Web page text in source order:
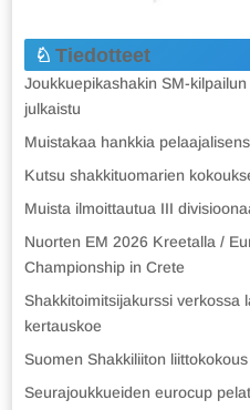
Tiedotteet
Joukkuepikashakin SM-
julkaistu
Muistakaa hankkia
Kutsu shakkituomarien
Muista ilmoittautua III
Nuorten EM 2026 Kreetalla /
Championship in Crete
Shakkitoimitsijakurssi verkossa
kertauskoe
Suomen Shakkiliiton
Seurajoukkueiden eurocup